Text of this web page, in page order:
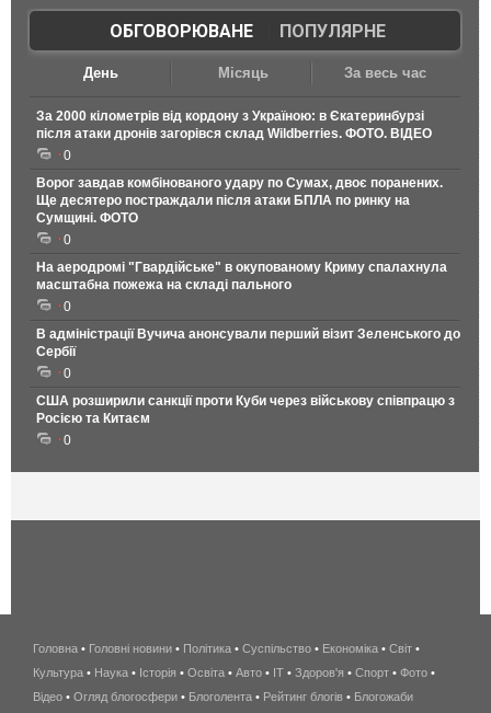
ОБГОВОРЮВАНЕ| ПОПУЛЯРНЕ
День Місяць За весь час
За 2000 кілометрів від кордону з Україною: в Єкатеринбурзі
після атаки дронів загорівся склад Wildberries. ФОТО. ВІДЕО
0
Ворог завдав комбінованого удару по Сумах, двоє поранених.
Ще десятеро постраждали після атаки БПЛА по ринку на
Сумщині. ФОТО
0
На аеродромі "Гвардійське" в окупованому Криму спалахнула
масштабна пожежа на складі пального
0
В адміністрації Вучича анонсували перший візит Зеленського до
Сербії
0
США розширили санкції проти Куби через військову співпрацю з
Росією та Китаєм
0
беспроводной
интернет
киев
Головна • Головні новини • Політика • Суспільство • Економіка • Світ •
Культура • Наука • Історія • Освіта • Авто • IT • Здоров'я • Спорт • Фото •
Відео • Огляд блогосфери • Блоголента • Рейтинг блогів • Блогожаби